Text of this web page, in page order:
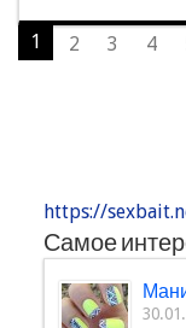
1 2 3 4
https://
Самое